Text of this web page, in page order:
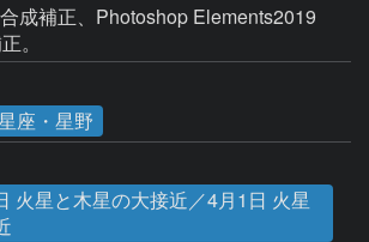
成補正、Photoshop Elements2019
。
座・星野
火星と木星の大接近／4月1日 火星